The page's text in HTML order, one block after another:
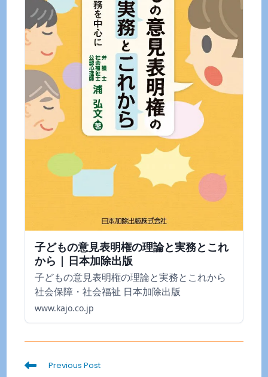
子どもの意見表明権の理論と実務とこれ
から | 日本加除出版
子どもの意見表明権の理論と実務とこれから
社会保障・社会福祉 日本加除出版
www.kajo.co.jp
Read
Previous Post